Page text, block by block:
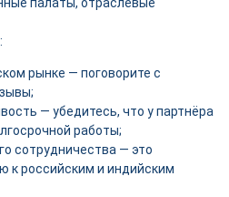
рынке — поговорите с
— убедитесь, что у партнёра
работы;
сотрудничества — это
к российским и индийским